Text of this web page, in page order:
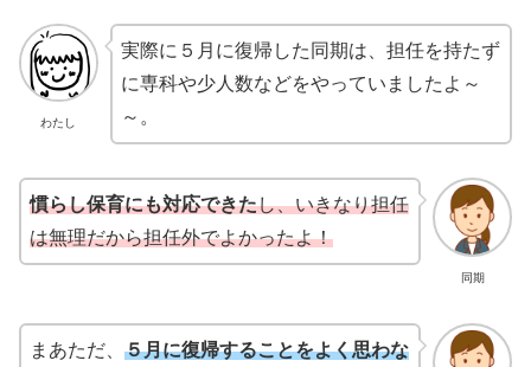
わたし
実際に５月に復帰した同期は、担任を持たず
に専科や少人数などをやっていましたよ～
～。
同期
慣らし保育にも対応できたし、いきなり担任
は無理だから担任外でよかったよ！
まあただ、 ５月に復帰することをよく思わな